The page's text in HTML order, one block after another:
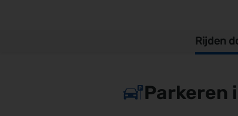
Rijden
Parkeren